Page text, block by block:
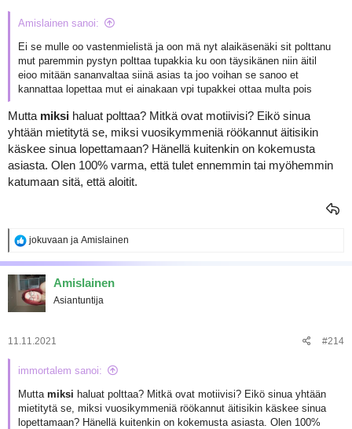
Amislainen sanoi:
Ei se mulle oo vastenmielistä ja oon mä nyt alaikäsenäki sit polttanu
mut paremmin pystyn polttaa tupakkia ku oon täysikänen niin äitil
eioo mitään sananvaltaa siinä asias ta joo voihan se sanoo et
kannattaa lopettaa mut ei ainakaan vpi tupakkei ottaa multa pois
Mutta miksi haluat polttaa? Mitkä ovat motiivisi? Eikö sinua
yhtään mietitytä se, miksi vuosikymmeniä röökannut äitisikin
käskee sinua lopettamaan? Hänellä kuitenkin on kokemusta
asiasta. Olen 100% varma, että tulet ennemmin tai myöhemmin
katumaan sitä, että aloitit.
R
a
k
t
i
o
:
jokuvaan ja Amislainen
Amislainen
Asiantuntija
11.11.2021 #214
immortalem sanoi:
Mutta miksi haluat polttaa? Mitkä ovat motiivisi? Eikö sinua yhtään
mietitytä se, miksi vuosikymmeniä röökannut äitisikin käskee sinua
lopettamaan? Hänellä kuitenkin on kokemusta asiasta. Olen 100%